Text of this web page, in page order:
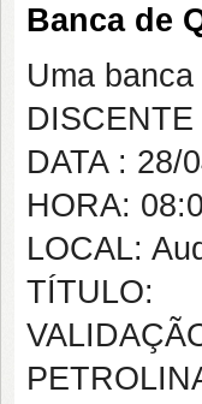
Banca de
Uma
DATA : 28/
HORA:
LOCAL:
TÍTULO: